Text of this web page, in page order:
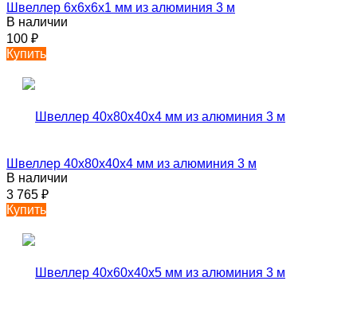
Швеллер 6х6х6х1 мм из алюминия 3 м
В наличии
100 ₽
Купить
Швеллер 40х80х40х4 мм из алюминия 3 м
В наличии
3 765 ₽
Купить